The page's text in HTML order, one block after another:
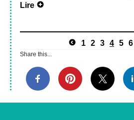
Lire
1 2 3 4 5 6
Share this...